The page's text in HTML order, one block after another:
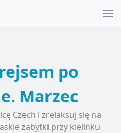
po
Marzec
Czech i zrelaksuj się na
zabytki przy kielinku